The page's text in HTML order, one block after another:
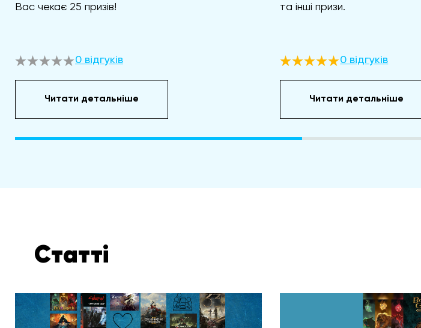
Вас чекає 25 призів!
0 відгуків
Читати детальніше
та інші призи.
0 відгуків
Читати детальніше
Статті